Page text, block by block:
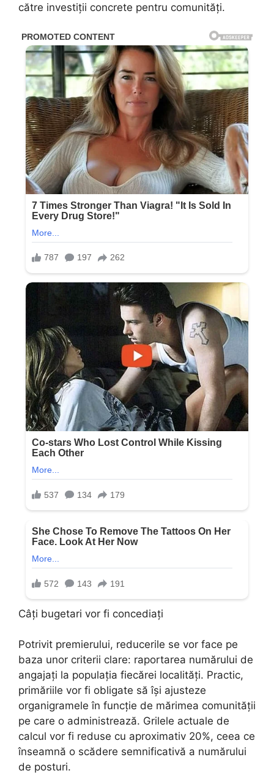
către investiții concrete pentru comunități.
Câți bugetari vor fi concediați
Potrivit premierului, reducerile se vor face pe
baza unor criterii clare: raportarea numărului de
angajați la populația fiecărei localități. Practic,
primăriile vor fi obligate să își ajusteze
organigramele în funcție de mărimea comunității
pe care o administrează. Grilele actuale de
calcul vor fi reduse cu aproximativ 20%, ceea ce
înseamnă o scădere semnificativă a numărului
de posturi.